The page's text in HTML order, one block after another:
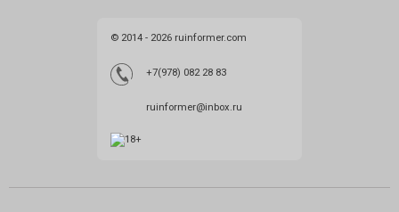
© 2014 - 2026 ruinformer.com
+7(978) 082 28 83
ruinformer@inbox.ru